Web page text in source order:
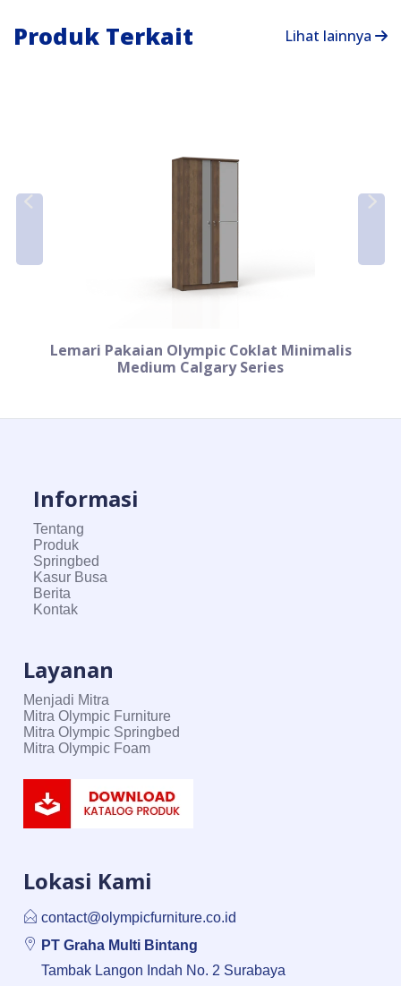
Produk Terkait Lihat lainnya
Lemari Pakaian Olympic Coklat Minimalis
Medium Calgary Series
Informasi
Tentang
Produk
Springbed
Kasur Busa
Berita
Kontak
Layanan
Menjadi Mitra
Mitra Olympic Furniture
Mitra Olympic Springbed
Mitra Olympic Foam
Lokasi Kami
contact@olympicfurniture.co.id
PT Graha Multi Bintang
Tambak Langon Indah No. 2 Surabaya